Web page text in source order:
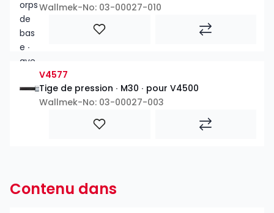
Wallmek-No: 03-00027-010
V4577
Tige de pression ∙ M30 ∙ pour V4500
Wallmek-No: 03-00027-003
Contenu dans